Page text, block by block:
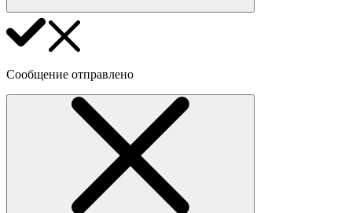
Сообщение отправлено